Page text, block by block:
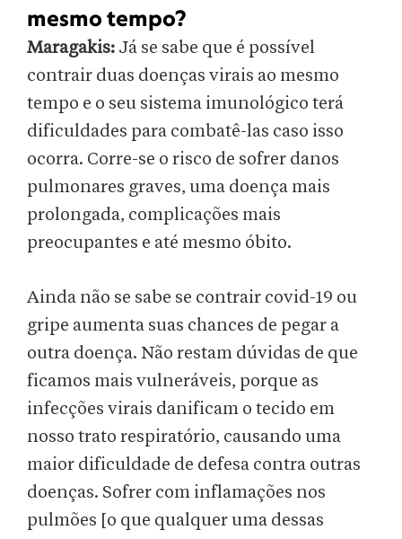
mesmo tempo?
Maragakis: Já se sabe que é possível
contrair duas doenças virais ao mesmo
tempo e o seu sistema imunológico terá
dificuldades para combatê-las caso isso
ocorra. Corre-se o risco de sofrer danos
pulmonares graves, uma doença mais
prolongada, complicações mais
preocupantes e até mesmo óbito.
Ainda não se sabe se contrair covid-19 ou
gripe aumenta suas chances de pegar a
outra doença. Não restam dúvidas de que
ficamos mais vulneráveis, porque as
infecções virais danificam o tecido em
nosso trato respiratório, causando uma
maior dificuldade de defesa contra outras
doenças. Sofrer com inflamações nos
pulmões [o que qualquer uma dessas